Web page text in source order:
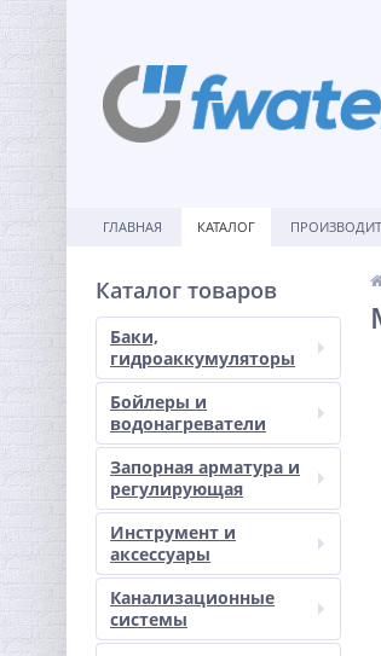
ГЛАВНАЯ КАТАЛОГ
Каталог товаров
Баки,
гидроаккумуляторы
Бойлеры и
водонагреватели
Запорная арматура и
регулирующая
Инструмент и
аксессуары
Канализационные
системы